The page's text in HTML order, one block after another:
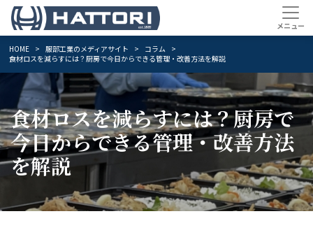
HOME 服部工業のメディアサイト
コラム
食材ロスを減らすには？厨房で今日からできる管理・改善方法を解説
食材ロスを減らすには？厨房で
今日からできる管理・改善方法
を解説